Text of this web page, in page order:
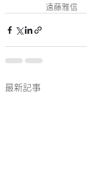
遠藤雅信
最新記事